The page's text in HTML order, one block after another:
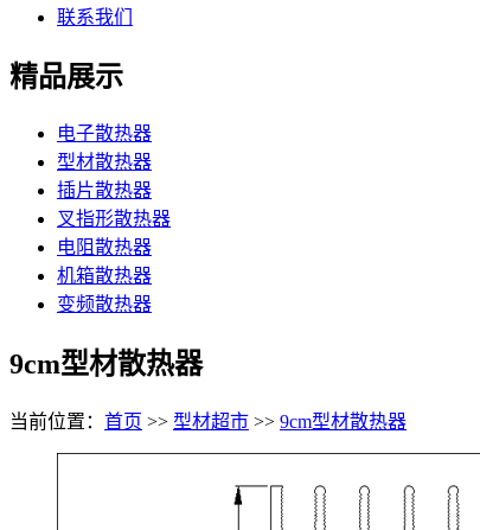
联系我们
精品展示
电子散热器
型材散热器
插片散热器
叉指形散热器
电阻散热器
机箱散热器
变频散热器
9cm型材散热器
当前位置： 首页 >> 型材超市 >> 9cm型材散热器